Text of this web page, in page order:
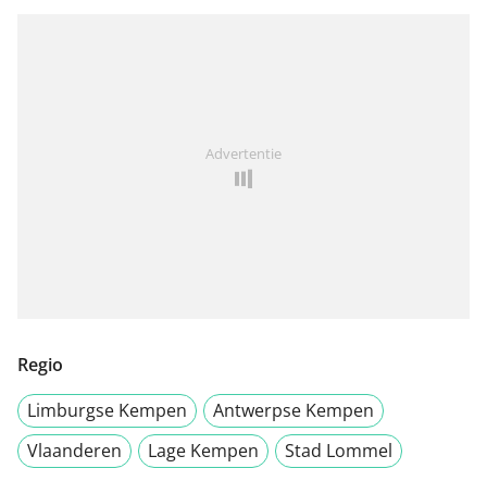
Advertentie
Regio
Limburgse Kempen
Antwerpse Kempen
Vlaanderen
Lage Kempen Stad Lommel